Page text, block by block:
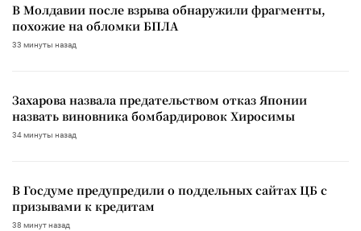
В Молдавии после взрыва обнаружили фрагменты,
похожие на обломки БПЛА
33 минуты назад
Захарова назвала предательством отказ Японии
назвать виновника бомбардировок Хиросимы
34 минуты назад
В Госдуме предупредили о поддельных сайтах ЦБ с
призывами к кредитам
38 минут назад